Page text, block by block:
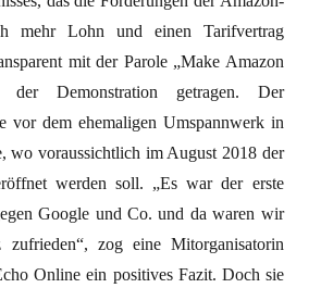
mehr Lohn und einen Tarifvertrag
mit der Parole „Make Amazon
Demonstration getragen. Der
vor dem ehemaligen Umspannwerk in
wo voraussichtlich im August 2018 der
werden soll. „Es war der erste
Google und Co. und da waren wir
zufrieden“, zog eine Mitorganisatorin
Online ein positives Fazit. Doch sie